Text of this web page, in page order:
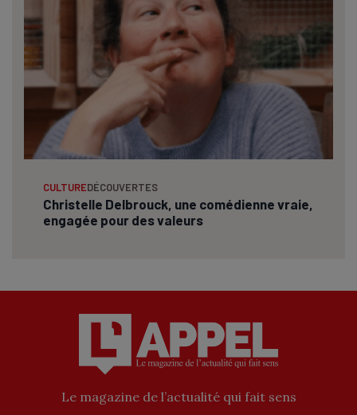
CULTUREDÉCOUVERTES
Christelle Delbrouck, une comédienne vraie,
engagée pour des valeurs
Le magazine de l’actualité qui fait sens